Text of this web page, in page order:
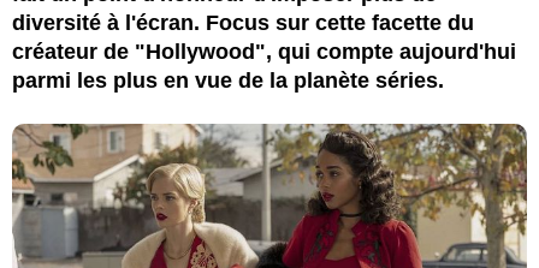
diversité à l'écran. Focus sur cette facette du
créateur de "Hollywood", qui compte aujourd'hui
parmi les plus en vue de la planète séries.